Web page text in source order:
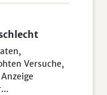
Versuche,